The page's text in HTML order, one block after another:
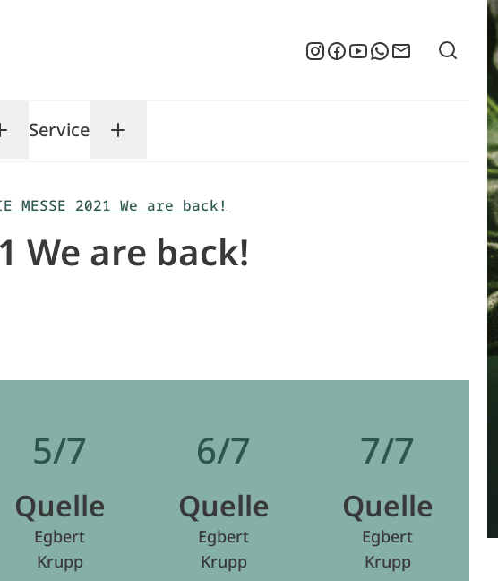
Suche
submenu
Messe submenu
Service Toggle Service submenu
Instagram
Facebook
YouTubeWhatsApp
Newsletter
MESSE 2021 We are back!
We are back!
5/7
Quelle
Egbert
Krupp
6/7
Quelle
Egbert
Krupp
7/7
Quelle
Egbert
Krupp